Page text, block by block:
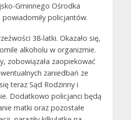
Gminnego Ośrodka
powiadomiły policjantów.
38-latki. Okazało się,
alkoholu w organizmie.
zobowiązała zaopiekować
zaniedbań ze
teraz Sąd Rodzinny i
Dodatkowo policjanci będą
matki oraz pozostałe